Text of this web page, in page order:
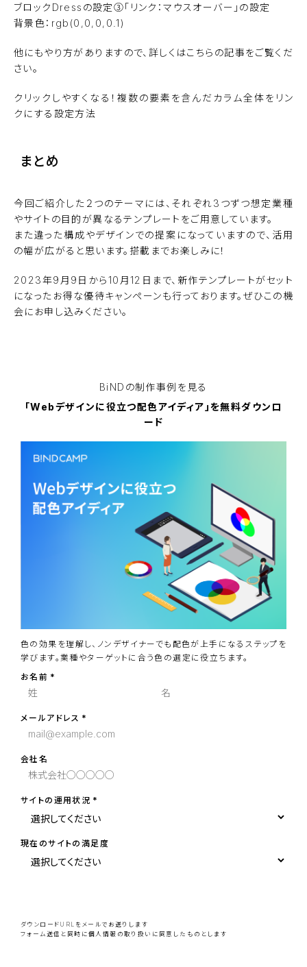
ブロックDressの設定③「リンク：マウスオーバー」の設定
背景色：rgb(0,0,0,0.1)
他にもやり方がありますので、詳しくはこちら の記事をご覧くだ
さい。
クリックしやすくなる！複数の要素を含んだカラム全体をリン
クにする設定方法
まとめ
今回ご紹介した２つのテーマには、それぞれ3つずつ想定業種
やサイトの目的が異なるテンプレートをご用意しています。
また違った構成やデザインでの提案になっていますので、活用
の幅が広がると思います。搭載までお楽しみに！
2023年9月9日から10月12日まで、新作テンプレートがセット
になったお得な優待キャンペーンも行っております。ぜひこの機
会にお申し込みください。
BiNDの制作事例を見る
「Webデザインに役立つ配色アイディア」を無料ダウンロ
ード
色の効果を理解し、ノンデザイナーでも配色が上手になるステップを
学びます。業種やターゲットに合う色の選定に役立ちます。
お名前
メールアドレス
会社名
サイトの運用状況
現在のサイトの満足度
ー
ル
ダウンロードURLをメールでお送りします
フォーム送信と同時に 個人情報の取り扱い に同意したものとします